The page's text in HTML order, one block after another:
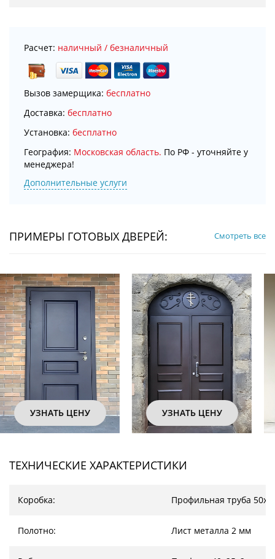
Расчет: наличный / безналичный
Вызов замерщика: бесплатно
Доставка: бесплатно
Установка: бесплатно
География: Московская область. По РФ - уточняйте у
менеджера!
Дополнительные услуги
ПРИМЕРЫ ГОТОВЫХ ДВЕРЕЙ: Смотреть все
УЗНАТЬ ЦЕНУ УЗНАТЬ ЦЕНУ
ТЕХНИЧЕСКИЕ ХАРАКТЕРИСТИКИ
Коробка: Профильная труба
Полотно: Лист металла 2 мм